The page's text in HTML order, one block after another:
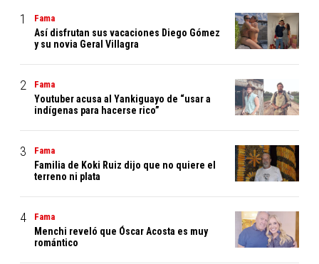
Fama
Así disfrutan sus vacaciones Diego Gómez
y su novia Geral Villagra
Fama
Youtuber acusa al Yankiguayo de “usar a
indígenas para hacerse rico”
Fama
Familia de Koki Ruiz dijo que no quiere el
terreno ni plata
Fama
Menchi reveló que Óscar Acosta es muy
romántico